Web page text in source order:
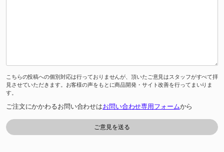
こちらの投稿への個別対応は行っておりませんが、頂いたご意見はスタッフがすべて拝
見させていただきます。お客様の声をもとに商品開発・サイト改善を行ってまいりま
す。
ご注文にかかわるお問い合わせはお問い合わせ専用フォームから